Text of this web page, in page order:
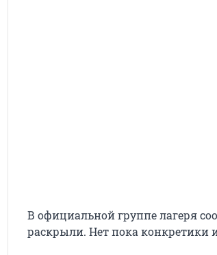
В официальной группе лагеря
раскрыли. Нет пока конкретики